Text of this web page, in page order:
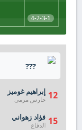
4-2-3-1
???
12 إبراهيم غوميز
حارس مرمى
15 فؤاد زهواني
الدفاع